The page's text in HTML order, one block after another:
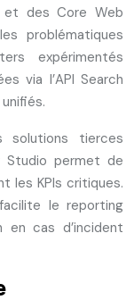
et des Core Web
problématiques
expérimentés
via l’API Search
solutions tierces
Studio permet de
les KPIs critiques.
le reporting
cas d’incident